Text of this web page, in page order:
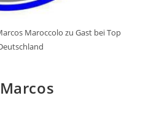
Maroccolo zu Gast bei Top